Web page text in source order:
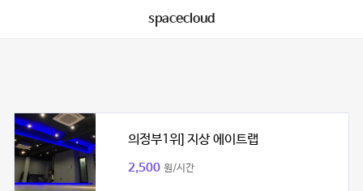
spacecloud
의정부1위] 지상 에이트랩
2,500 원/시간